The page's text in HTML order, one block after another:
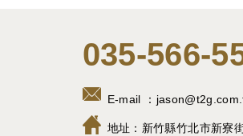
035-566-
E-mail ：
地址： 新竹縣竹北市新寮